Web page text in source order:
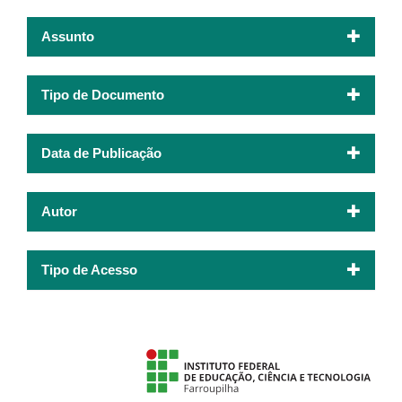
Assunto
Tipo de Documento
Data de Publicação
Autor
Tipo de Acesso